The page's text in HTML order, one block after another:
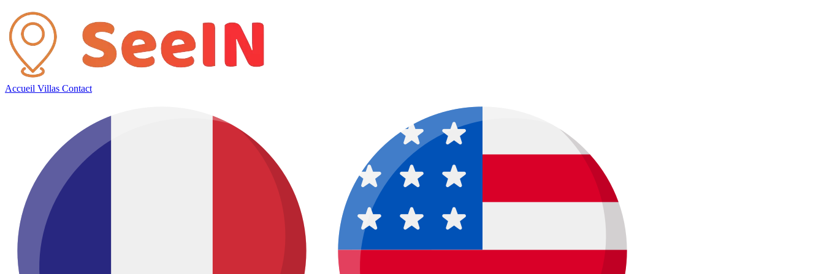
Accueil Villas Contact